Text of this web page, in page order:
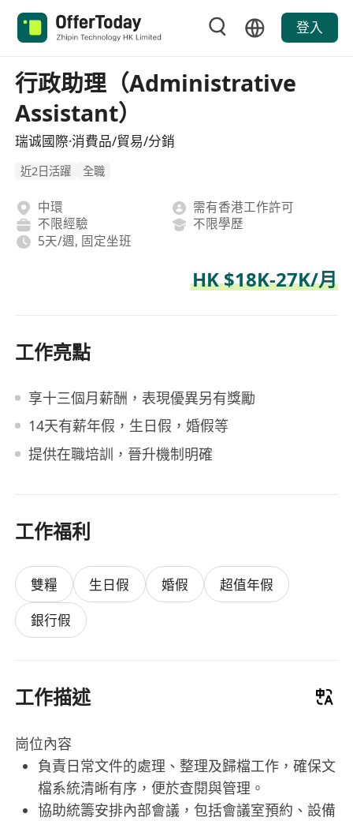
登入
行政助理（Administrative
Assistant）
瑞诚國際·消費品/貿易/分銷
近2日活躍 全職
中環
需有香港工作許可
不限經驗
不限學歷
5天/週, 固定坐班
HK $18K-27K/月
工作亮點
享十三個月薪酬，表現優異另有獎勵
14天有薪年假，生日假，婚假等
提供在職培訓，晉升機制明確
工作福利
雙糧 生日假 婚假
超值年假
銀行假
工作描述
崗位內容
負責日常文件的處理、整理及歸檔工作，確保文
檔系統清晰有序，便於查閱與管理。
協助統籌安排內部會議，包括會議室預約、設備